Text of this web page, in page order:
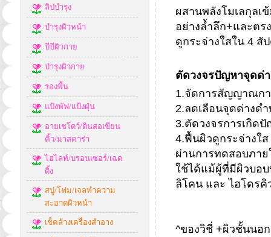
ลิปบำรุง
บำรุงผิวหน้า
บีบีผิวกาย
บำรุงผิวกาย
รองพื้น
แป้งพัฟ/แป้งฝุ่น
อายเชโดว์/ดินสอเขียน
คิ้ว/มาสคาร่า
ไฮไลท์/บรอนเซอร์/เฉด
ดิ้ง
สบู่/โฟม/เจลทำความ
สะอาดผิวหน้า
เช็คล้างเครื่องสำอาง
ผสานพลังโมเลกุล
อย่างล้ำลึก+และตร
ดูกระจ่างใสใน 4 สั
ตัดวงจรปัญหาจุดด่
1.จัดการสัญญาณกา
2.ลดเลือนจุดด่างด
3.ตัดวงจรการเกิด
4.ฟื้นผิวดูกระจ่างใ
ผ่านการทดสอบภาย
ใช้ได้แม้ผู้ที่มีผิวบอบ
ลิโคน และ ไฮโดรคิ
^ของวิชี่ +ผิวชั้นนอ